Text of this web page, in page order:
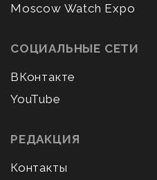
Moscow Watch Expo
СОЦИАЛЬНЫЕ СЕТИ
ВКонтакте
YouTube
РЕДАКЦИЯ
Контакты